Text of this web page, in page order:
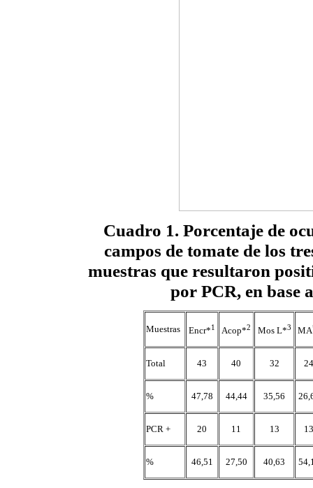
Cuadro 1. Porcentaje de
campos de tomate de los
muestras que resultaron
por PCR, en base
Muestras Encr*1 Acop*2 Mos L*3 MA
Total 43 40 32 24
% 47,78 44,44 35,56
PCR + 20 11 13 13
% 46,51 27,50 40,63